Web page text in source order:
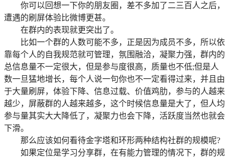
你可以回想一下你的朋友圈，差不多加了二三百人之后，
遭遇的刷屏体验比微博更甚。
在群内的表现就更突出了。
比如一个群的人数可能不多，正是因为成员不多，所以依
靠每个人的自我规范就可管理，氛围融洽，凝聚力强，群内的
总信息量不一定很大，但是参与度很高，质量也不低;但是人
数一旦猛地增长，每个人说一句你也不一定看得过来，并且由
于大量刷屏，体验下降、信息过载、价值鸡肋，参与的人越来
越少，屏蔽群的人越来越多，这个时候信息量是大了，但人均
参与量其实大大降低了，凝聚力也会下降，活跃度当然也就会
下滑。
那么应该如何看待金字塔和环形两种结构社群的规模呢?
如果定位是学习分享群，在有能力管理的情况下，群的规